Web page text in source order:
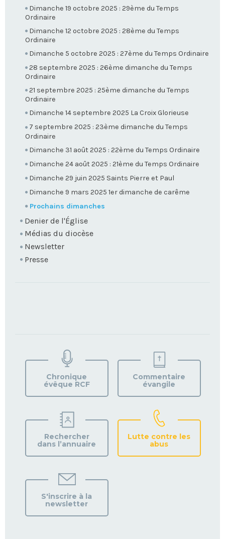
Dimanche 19 octobre 2025 : 29ème du Temps
Ordinaire
Dimanche 12 octobre 2025 : 28ème du Temps
Ordinaire
Dimanche 5 octobre 2025 : 27ème du Temps Ordinaire
28 septembre 2025 : 26ème dimanche du Temps
Ordinaire
21 septembre 2025 : 25ème dimanche du Temps
Ordinaire
Dimanche 14 septembre 2025 La Croix Glorieuse
7 septembre 2025 : 23ème dimanche du Temps
Ordinaire
Dimanche 31 août 2025 : 22ème du Temps Ordinaire
Dimanche 24 août 2025 : 21ème du Temps Ordinaire
Dimanche 29 juin 2025 Saints Pierre et Paul
Dimanche 9 mars 2025 1er dimanche de carême
Prochains dimanches
Denier de l'Église
Médias du diocèse
Newsletter
Presse
VOTRE
PAROISSE
Chronique
évêque RCF
Commentaire
évangile
Rechercher
dans l’annuaire
Lutte contre les
abus
S'inscrire à la
newsletter